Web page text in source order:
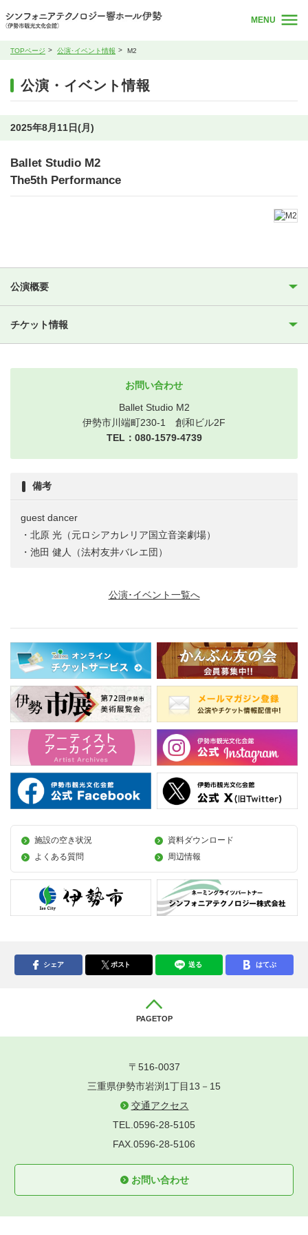
MENU
TOPページ 公演･イベント情報 M2
公演・イベント情報
2025年8月11日(月)
Ballet Studio M2
The5th Performance
公演概要
チケット情報
お問い合わせ
Ballet Studio M2
伊勢市川端町230-1 創和ビル2F
TEL：080-1579-4739
備考
guest dancer
・北原 光（元ロシアカレリア国立音楽劇場）
・池田 健人（法村友井バレエ団）
公演･イベント一覧へ
施設の空き状況
資料ダウンロード
よくある質問
周辺情報
シェア ポスト 送る はてぶ
PAGETOP
〒516-0037
三重県伊勢市岩渕1丁目13－15
交通アクセス
TEL.0596-28-5105
FAX.0596-28-5106
お問い合わせ